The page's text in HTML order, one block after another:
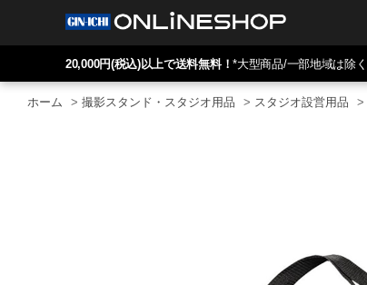
20,000円(税込)以上で送料無料！*大型商品/一部地域は除く
ホーム > 撮影スタンド・スタジオ用品 > スタジオ設営用品 >